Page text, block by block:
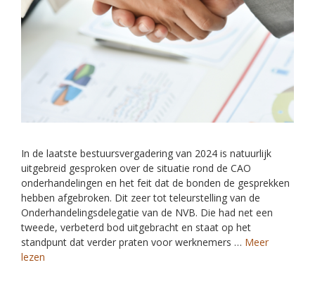
In de laatste bestuursvergadering van 2024 is natuurlijk
uitgebreid gesproken over de situatie rond de CAO
onderhandelingen en het feit dat de bonden de gesprekken
hebben afgebroken. Dit zeer tot teleurstelling van de
Onderhandelingsdelegatie van de NVB. Die had net een
tweede, verbeterd bod uitgebracht en staat op het
standpunt dat verder praten voor werknemers … Meer
lezen